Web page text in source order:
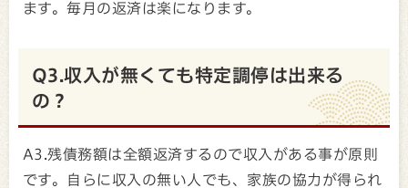
ます。毎月の返済は楽になります。
Q3.収入が無くても特定調停は出来る
の？
A3.残債務額は全額返済するので収入がある事が原則
です。自らに収入の無い人でも、家族の協力が得られ